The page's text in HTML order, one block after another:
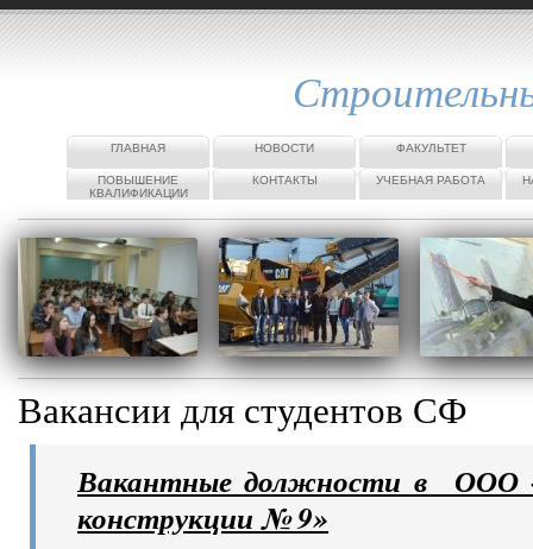
ГЛАВНАЯ НОВОСТИ ФАКУЛЬТЕТ
ПОВЫШЕНИЕ
КВАЛИФИКАЦИИ
КОНТАКТЫ УЧЕБНАЯ РАБОТА
Вакансии для студентов СФ
Вакантные должности в ООО
конструкции № 9»